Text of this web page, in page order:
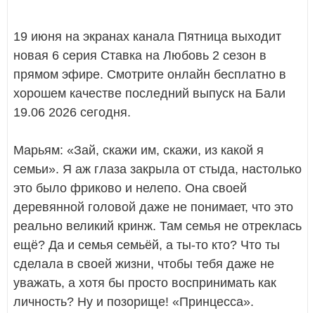
19 июня на экранах канала Пятница выходит
новая 6 серия Ставка на Любовь 2 сезон в
прямом эфире. Смотрите онлайн бесплатно в
хорошем качестве последний выпуск на Бали
19.06 2026 сегодня.
Марьям: «Зай, скажи им, скажи, из какой я
семьи». Я аж глаза закрыла от стыда, настолько
это было фриково и нелепо. Она своей
деревянной головой даже не понимает, что это
реально великий кринж. Там семья не отреклась
ещё? Да и семья семьёй, а ты-то кто? Что ты
сделала в своей жизни, чтобы тебя даже не
уважать, а хотя бы просто воспринимать как
личность? Ну и позорище! «Принцесса».